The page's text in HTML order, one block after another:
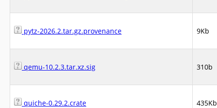
pytz-2026.2.tar.gz.provenance 9Kb
qemu-10.2.3.tar.xz.sig 310b
quiche-0.29.2.crate 435Kb